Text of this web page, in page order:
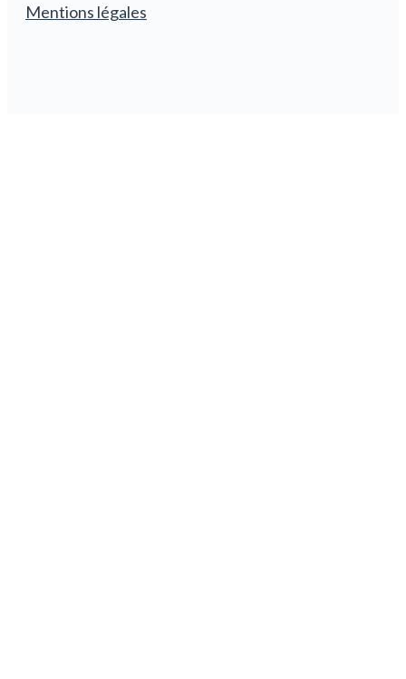
Mentions légales